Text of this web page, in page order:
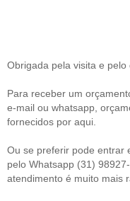
Obrigada pela visita e
Para receber um
e-mail ou whatsapp,
fornecidos por aqui.
Ou se preferir pode entrar
pelo Whatsapp (31)
atendimento é muito mais